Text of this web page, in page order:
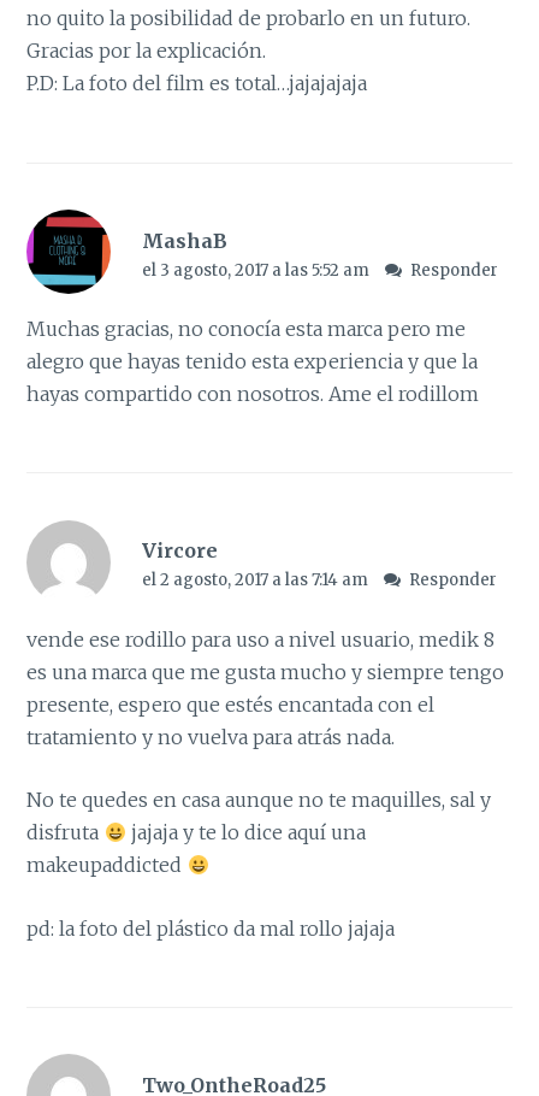
no quito la posibilidad de probarlo en un futuro.
Gracias por la explicación.
P.D: La foto del film es total…jajajajaja
MashaB
el 3 agosto, 2017 a las 5:52 am Responder
Muchas gracias, no conocía esta marca pero me
alegro que hayas tenido esta experiencia y que la
hayas compartido con nosotros. Ame el rodillom
Vircore
el 2 agosto, 2017 a las 7:14 am Responder
vende ese rodillo para uso a nivel usuario, medik 8
es una marca que me gusta mucho y siempre tengo
presente, espero que estés encantada con el
tratamiento y no vuelva para atrás nada.
No te quedes en casa aunque no te maquilles, sal y
disfruta
jajaja y te lo dice aquí una
makeupaddicted
pd: la foto del plástico da mal rollo jajaja
Two_OntheRoad25